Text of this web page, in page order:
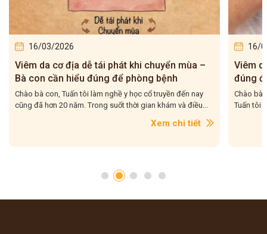
16/03/2026
Viêm da cơ địa tái đi tái lại – Bà con hiểu
đúng để điều trị cho dứt điểm
Chào bà con, Viêm da cơ địa tái đi tái lại là tình trạng mà
Tuấn tôi gặp rất nhiều trong quá trình hơn 20...
Xem chi tiết
16/
5 bài
–
Chào bà
tôi gặp